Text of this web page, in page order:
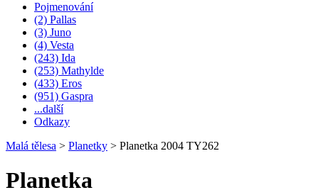
Pojmenování
(2) Pallas
(3) Juno
(4) Vesta
(243) Ida
(253) Mathylde
(433) Eros
(951) Gaspra
...další
Odkazy
Malá tělesa > Planetky > Planetka 2004 TY262
Planetka